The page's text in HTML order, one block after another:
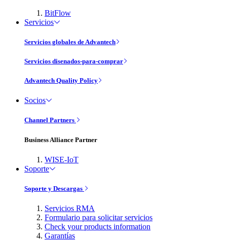
BitFlow
Servicios
Servicios globales de Advantech
Servicios disenados-para-comprar
Advantech Quality Policy
Socios
Channel Partners
Business Alliance Partner
WISE-IoT
Soporte
Soporte y Descargas
Servicios RMA
Formulario para solicitar servicios
Check your products information
Garantías